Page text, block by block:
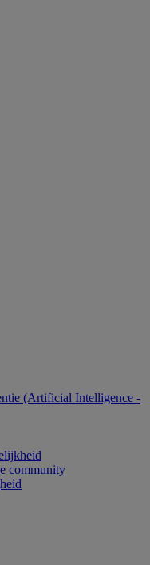
(Artificial Intelligence -
community